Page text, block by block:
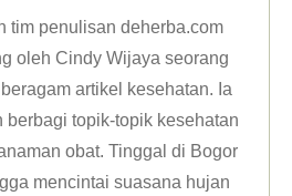
tim penulisan deherba.com
oleh Cindy Wijaya seorang
artikel kesehatan. Ia
berbagi topik-topik kesehatan
obat. Tinggal di Bogor
mencintai suasana hujan